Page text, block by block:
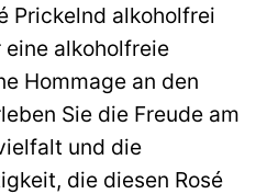
Prickelnd alkoholfrei
alkoholfreie
Hommage an den
Sie die Freude am
und die
die diesen Rosé